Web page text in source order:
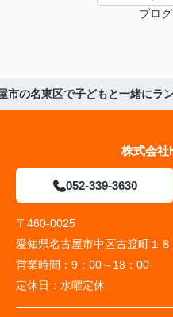
ブロ
市の名東区で子どもと一緒にラ
株式会
052-339-3630
〒460-0025
愛知県名古屋市中区古渡町１８
営業時間： 9：00～18：00
定休日： 水曜定休